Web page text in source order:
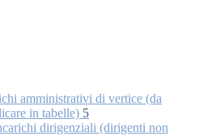
amministrativi di vertice (da
in tabelle) 5
dirigenziali (dirigenti non